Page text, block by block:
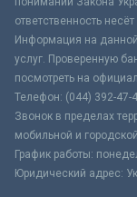
ответственность
Информация на
услуг. Проверенную
посмотреть на
Телефон: (044) 392-47-
Звонок в пределах
мобильной и
График работы:
Юридический адрес: